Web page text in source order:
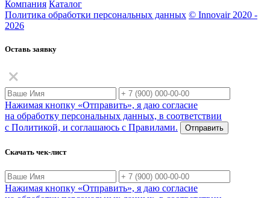
Компания Каталог
Политика обработки персональных данных © Innovair 2020 -
2026
Оставь заявку
Нажимая кнопку «Отправить», я даю согласие
на обработку персональных данных, в соответствии
с Политикой, и соглашаюсь с Правилами.
Отправить
Скачать чек-лист
Нажимая кнопку «Отправить», я даю согласие